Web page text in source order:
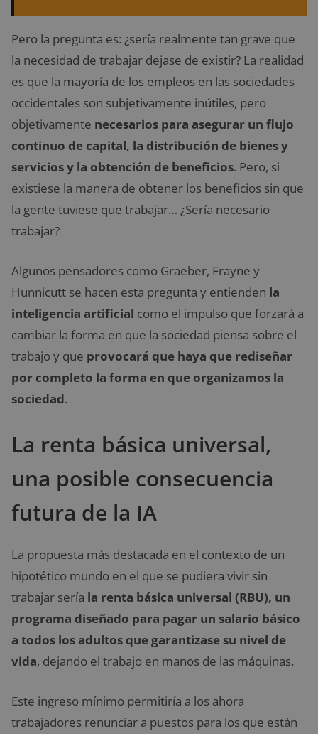
Pero la pregunta es: ¿sería realmente tan grave que
la necesidad de trabajar dejase de existir? La realidad
es que la mayoría de los empleos en las sociedades
occidentales son subjetivamente inútiles, pero
objetivamente necesarios para asegurar un flujo
continuo de capital, la distribución de bienes y
servicios y la obtención de beneficios. Pero, si
existiese la manera de obtener los beneficios sin que
la gente tuviese que trabajar… ¿Sería necesario
trabajar?
Algunos pensadores como Graeber, Frayne y
Hunnicutt se hacen esta pregunta y entienden la
inteligencia artificial como el impulso que forzará a
cambiar la forma en que la sociedad piensa sobre el
trabajo y que provocará que haya que rediseñar
por completo la forma en que organizamos la
sociedad.
La renta básica universal,
una posible consecuencia
futura de la IA
La propuesta más destacada en el contexto de un
hipotético mundo en el que se pudiera vivir sin
trabajar sería la renta básica universal (RBU), un
programa diseñado para pagar un salario básico
a todos los adultos que garantizase su nivel de
vida, dejando el trabajo en manos de las máquinas.
Este ingreso mínimo permitiría a los ahora
trabajadores renunciar a puestos para los que están